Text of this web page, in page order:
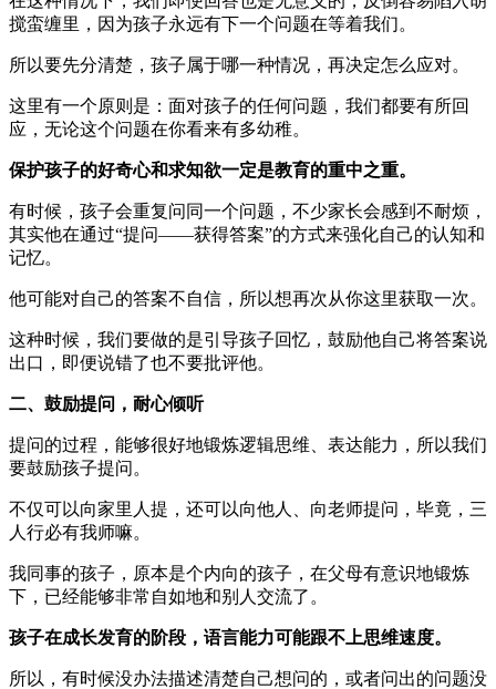
搅蛮缠里，因为孩子永远有下一个问题在等着我们。
所以要先分清楚，孩子属于哪一种情况，再决定怎么应对。
这里有一个原则是：面对孩子的任何问题，我们都要有所回
应，无论这个问题在你看来有多幼稚。
保护孩子的好奇心和求知欲一定是教育的重中之重。
有时候，孩子会重复问同一个问题，不少家长会感到不耐烦，
其实他在通过“提问——获得答案”的方式来强化自己的认知和
记忆。
他可能对自己的答案不自信，所以想再次从你这里获取一次。
这种时候，我们要做的是引导孩子回忆，鼓励他自己将答案说
出口，即便说错了也不要批评他。
二、鼓励提问，耐心倾听
提问的过程，能够很好地锻炼逻辑思维、表达能力，所以我们
要鼓励孩子提问。
不仅可以向家里人提，还可以向他人、向老师提问，毕竟，三
人行必有我师嘛。
我同事的孩子，原本是个内向的孩子，在父母有意识地锻炼
下，已经能够非常自如地和别人交流了。
孩子在成长发育的阶段，语言能力可能跟不上思维速度。
所以，有时候没办法描述清楚自己想问的，或者问出的问题没